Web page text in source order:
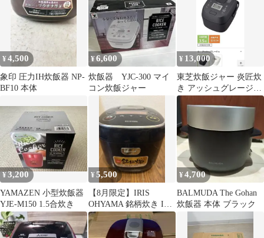
¥4,500
象印 圧力IH炊飯器 NP-
BF10 本体
¥6,600
炊飯器 YJC-300 マイ
コン炊飯ジャー
¥ 13,000
東芝炊飯ジャー 炎匠炊
き アッシュグレージュ
[3.5合 /圧力IH]
¥3,200
YAMAZEN 小型炊飯器
YJE-M150 1.5合炊き
¥5,500
【8月限定】IRIS
OHYAMA 銘柄炊き IH
炊飯器 本体
¥4,700
BALMUDA The Gohan
炊飯器 本体 ブラック